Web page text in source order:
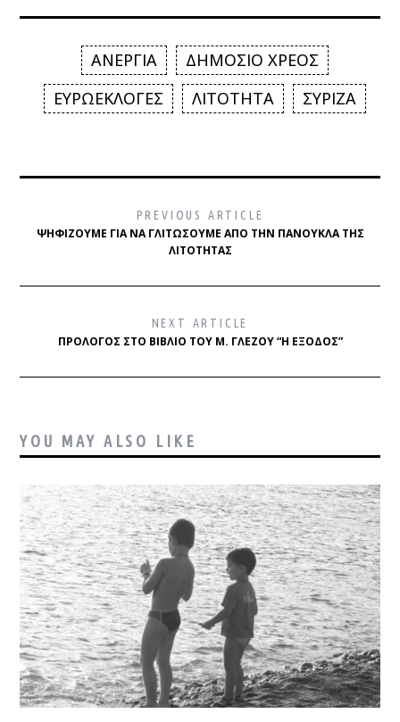
ΑΝΕΡΓΙΑ
ΔΗΜΟΣΙΟ ΧΡΕΟΣ
ΕΥΡΩΕΚΛΟΓΕΣ
ΛΙΤΟΤΗΤΑ ΣΥΡΙΖΑ
PREVIOUS ARTICLE
ΨΗΦΊΖΟΥΜΕ ΓΙΑ ΝΑ ΓΛΙΤΏΣΟΥΜΕ ΑΠΌ ΤΗΝ ΠΑΝΟΎΚΛΑ ΤΗΣ
ΛΙΤΌΤΗΤΑΣ
NEXT ARTICLE
ΠΡΌΛΟΓΟΣ ΣΤΟ ΒΙΒΛΊΟ ΤΟΥ Μ. ΓΛΈΖΟΥ “Η ΈΞΟΔΟΣ”
YOU MAY ALSO LIKE